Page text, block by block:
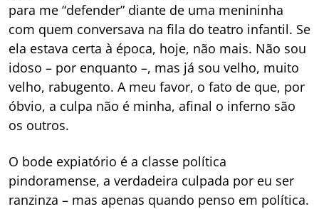
para me “defender” diante de uma menininha
com quem conversava na fila do teatro infantil. Se
ela estava certa à época, hoje, não mais. Não sou
idoso – por enquanto –, mas já sou velho, muito
velho, rabugento. A meu favor, o fato de que, por
óbvio, a culpa não é minha, afinal o inferno são
os outros.
O bode expiatório é a classe política
pindoramense, a verdadeira culpada por eu ser
ranzinza – mas apenas quando penso em política.